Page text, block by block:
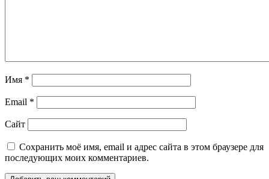
Имя *
Email *
Сайт
Сохранить моё имя, email и адрес сайта в этом браузере для
последующих моих комментариев.